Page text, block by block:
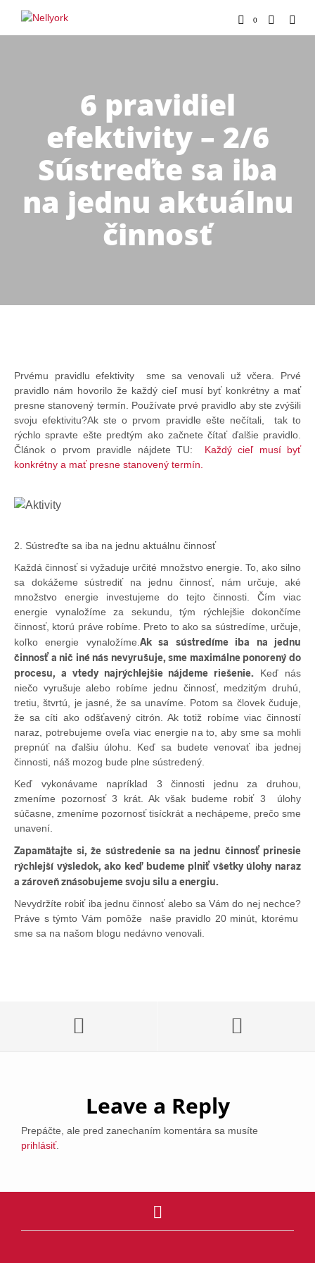
0
6 pravidiel
efektivity – 2/6
Sústreďte sa iba
na jednu aktuálnu
činnosť
Prvému pravidlu efektivity sme sa venovali už včera. Prvé
pravidlo nám hovorilo že každý cieľ musí byť konkrétny a mať
presne stanovený termín. Používate prvé pravidlo aby ste zvýšili
svoju efektivitu?Ak ste o prvom pravidle ešte nečítali, tak to
rýchlo spravte ešte predtým ako začnete čítať ďalšie pravidlo.
Článok o prvom pravidle nájdete TU: Každý cieľ musí byť
konkrétny a mať presne stanovený termín.
2. Sústreďte sa iba na jednu aktuálnu činnosť
Každá činnosť si vyžaduje určité množstvo energie. To, ako silno
sa dokážeme sústrediť na jednu činnosť, nám určuje, aké
množstvo energie investujeme do tejto činnosti. Čím viac
energie vynaložíme za sekundu, tým rýchlejšie dokončíme
činnosť, ktorú práve robíme. Preto to ako sa sústredíme, určuje,
koľko energie vynaložíme. Ak sa sústredíme iba na jednu
činnosť a nič iné nás nevyrušuje, sme maximálne ponorený do
procesu, a vtedy najrýchlejšie nájdeme riešenie. Keď nás
niečo vyrušuje alebo robíme jednu činnosť, medzitým druhú,
tretiu, štvrtú, je jasné, že sa unavíme. Potom sa človek čuduje,
že sa cíti ako odšťavený citrón. Ak totiž robíme viac činností
naraz, potrebujeme oveľa viac energie na to, aby sme sa mohli
prepnúť na ďalšiu úlohu. Keď sa budete venovať iba jednej
činnosti, náš mozog bude plne sústredený.
Keď vykonávame napríklad 3 činnosti jednu za druhou,
zmeníme pozornosť 3 krát. Ak však budeme robiť 3 úlohy
súčasne, zmeníme pozornosť tisíckrát a nechápeme, prečo sme
unavení.
Zapamätajte si, že sústredenie sa na jednu činnosť prinesie
rýchlejší výsledok, ako keď budeme plniť všetky úlohy naraz
a zároveň znásobujeme svoju silu a energiu.
Nevydržíte robiť iba jednu činnosť alebo sa Vám do nej nechce?
Práve s týmto Vám pomôže naše pravidlo 20 minút, ktorému
sme sa na našom blogu nedávno venovali.
Leave a Reply
Prepáčte, ale pred zanechaním komentára sa musíte
prihlásiť.